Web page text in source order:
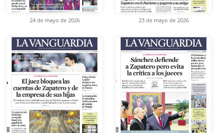
24 de mayo de 2026 23 de mayo de 2026